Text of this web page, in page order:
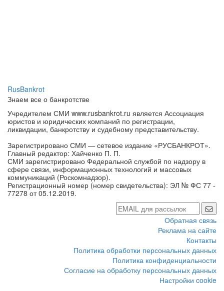
RusBankrot
Знаем все о банкротстве
Учредителем СМИ www.rusbankrot.ru является Ассоциация
юристов и юридических компаний по регистрации,
ликвидации, банкротству и судебному представительству.
Зарегистрировано СМИ — сетевое издание «РУСБАНКРОТ».
Главный редактор: Хайченко П. П.
СМИ зарегистрировано Федеральной службой по надзору в
сфере связи, информационных технологий и массовых
коммуникаций (Роскомнадзор).
Регистрационный номер (номер свидетельства): ЭЛ № ФС 77 -
77278 от 05.12.2019.
Обратная связь
Реклама на сайте
Контакты
Политика обработки персональных данных
Политика конфиденциальности
Согласие на обработку персональных данных
Настройки cookie